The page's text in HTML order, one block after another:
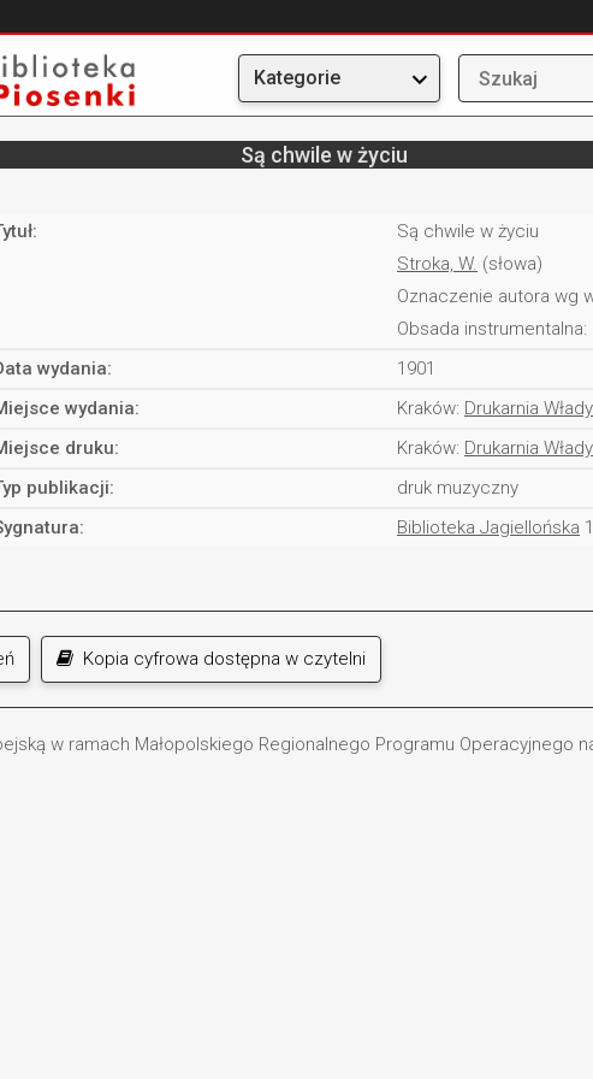
Kategorie
Są chwile w życiu
Są chwile w życiu
Stroka, W. (słowa)
Oznaczenie autora wg
Obsada
wydania:
1901
wydania:
Kraków: Drukarnia
druku:
Kraków: Drukarnia
publikacji:
druk muzyczny
Biblioteka Jagiellońska
Kopia cyfrowa dostępna w czytelni
w ramach Małopolskiego Regionalnego Programu Operacyjnego